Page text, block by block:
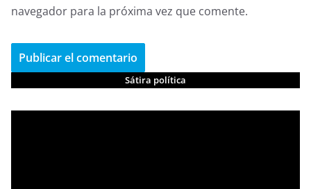
navegador para la próxima vez que comente.
Sátira política